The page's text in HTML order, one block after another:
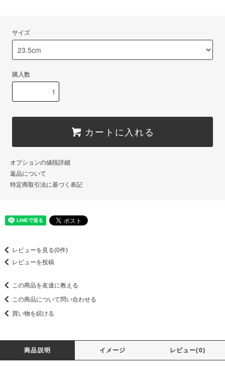
サイズ
購入数
カートに入れる
オプションの値段詳細
返品について
特定商取引法に基づく表記
レビューを見る(0件)
レビューを投稿
この商品を友達に教える
この商品について問い合わせる
買い物を続ける
商品説明 イメージ レビュー(0)